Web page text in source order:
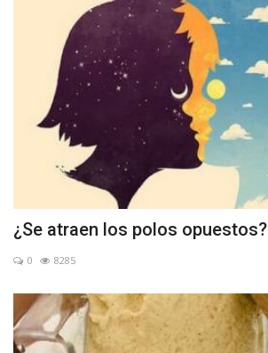
¿Se atraen los polos opuestos?
0 8285